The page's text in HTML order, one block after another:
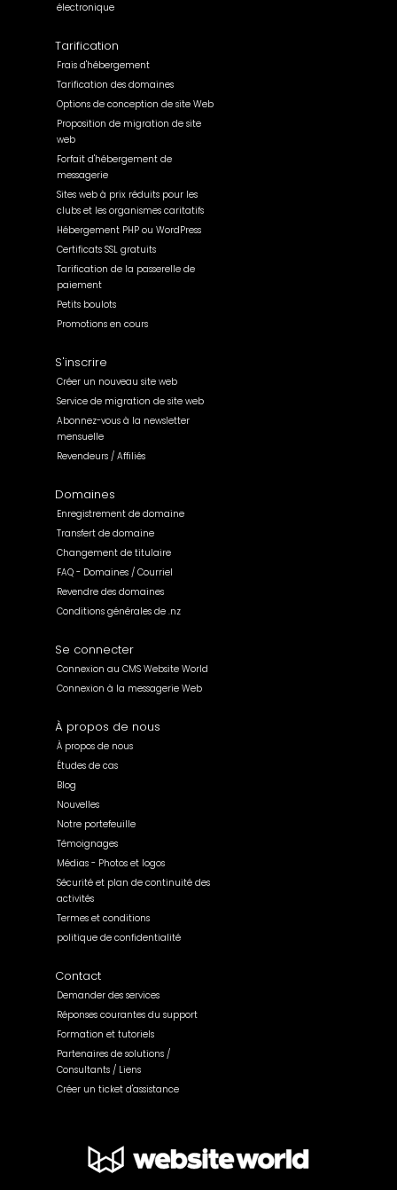
électronique
Tarification
Frais d'hébergement
Tarification des domaines
Options de conception de site Web
Proposition de migration de site
web
Forfait d'hébergement de
messagerie
Sites web à prix réduits pour les
clubs et les organismes caritatifs
Hébergement PHP ou WordPress
Certificats SSL gratuits
Tarification de la passerelle de
paiement
Petits boulots
Promotions en cours
S'inscrire
Créer un nouveau site web
Service de migration de site web
Abonnez-vous à la newsletter
mensuelle
Revendeurs / Affiliés
Domaines
Enregistrement de domaine
Transfert de domaine
Changement de titulaire
FAQ - Domaines / Courriel
Revendre des domaines
Conditions générales de .nz
Se connecter
Connexion au CMS Website World
Connexion à la messagerie Web
À propos de nous
À propos de nous
Études de cas
Blog
Nouvelles
Notre portefeuille
Témoignages
Médias - Photos et logos
Sécurité et plan de continuité des
activités
Termes et conditions
politique de confidentialité
Contact
Demander des services
Réponses courantes du support
Formation et tutoriels
Partenaires de solutions /
Consultants / Liens
Créer un ticket d'assistance